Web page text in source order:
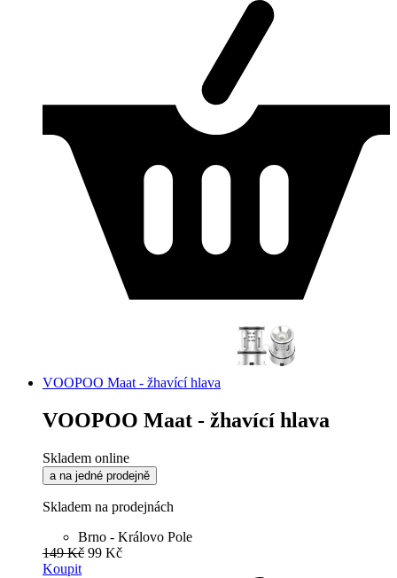
VOOPOO Maat - žhavící hlava
VOOPOO Maat - žhavící hlava
Skladem online
a na jedné prodejně
Skladem na prodejnách
Brno - Královo Pole
149 Kč 99 Kč
Koupit